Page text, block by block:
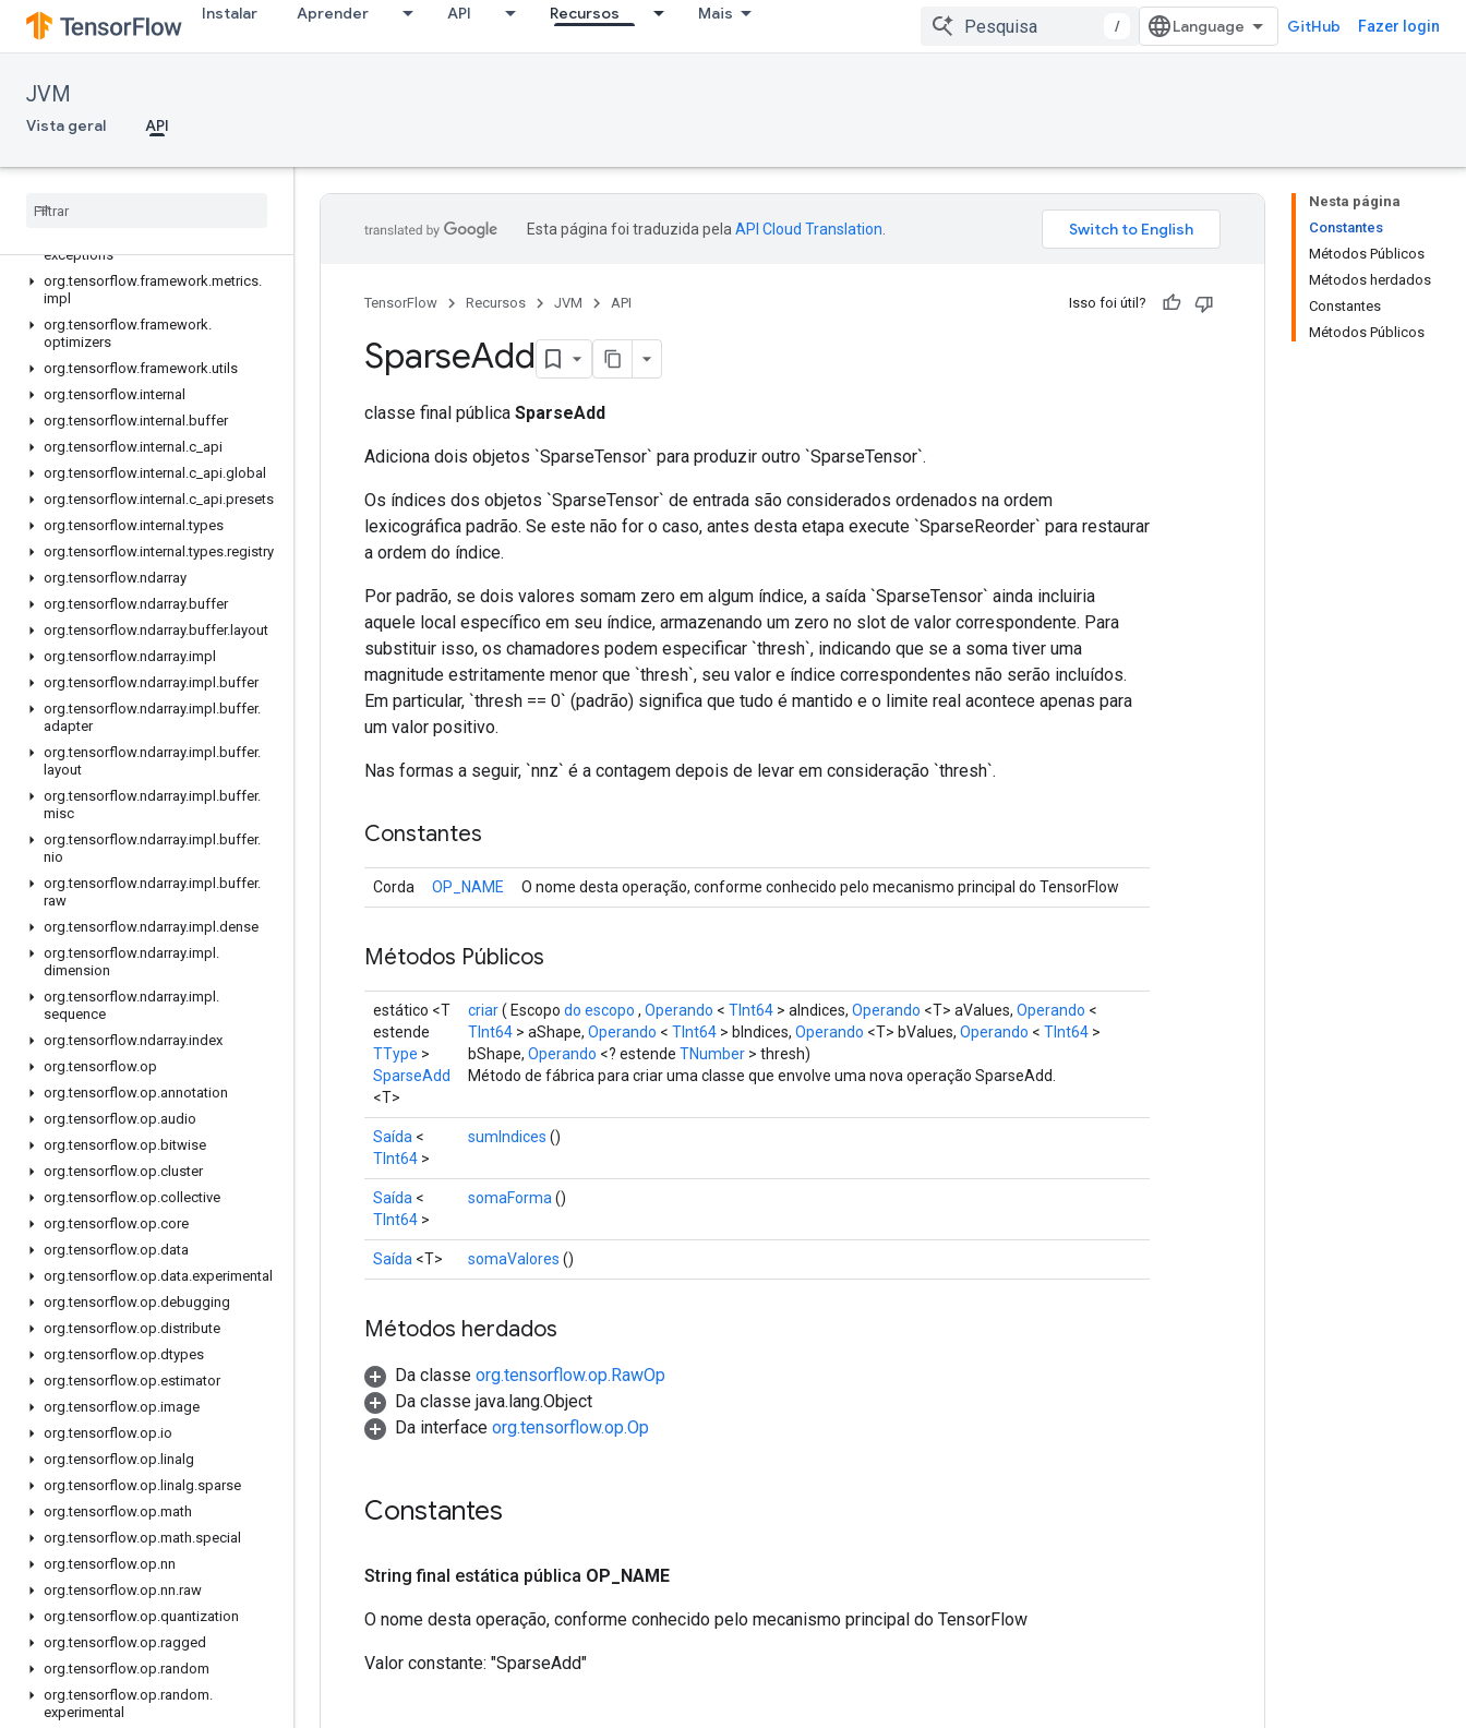
Instalar Aprender API Recursos Mais
/ GitHub Fazer login
JVM
Vista geral API
org.tensorflow.framework.activations
org.tensorflow.framework.constraints
org.tensorflow.framework.data.impl
org.tensorflow.framework.losses
org.tensorflow.framework.losses.
org.
exceptions
org.tensorflow.framework.metrics.
impl
org.tensorflow.framework.
optimizers
org.tensorflow.framework.utils
org.tensorflow.internal
org.tensorflow.internal .buffer
org.tensorflow.internal .c api
org.tensorflow.internal .c api.global
org.tensorflow.internal .c api.presets
org.tensorflow.internal .types
org.tensorflow.internal .types.registry
org.tensorflow.ndarray
org.tensorflow.ndarray.buffer
org.tensorflow.ndarray.buffer. layout
org.tensorflow.ndarray.impl
org.tensorflow.ndarray.impl .buffer
org.tensorflow.ndarray.impl .buffer.
adapter
org.tensorflow.ndarray.impl .buffer.
layout
org.tensorflow.ndarray.impl .buffer.
misc
org.tensorflow.ndarray.impl .buffer.
nio
org.tensorflow.ndarray.impl .buffer.
raw
org.tensorflow.ndarray.impl .dense
org.tensorflow.ndarray.impl .
dimension
org.tensorflow.ndarray.impl .
sequence
org.tensorflow.ndarray.index
org.tensorflow.op
org.tensorflow.op.annotation
org.tensorflow.op.audio
org.tensorflow.op.bitwise
org.tensorflow.op.cluster
org.tensorflow.op.collective
org.tensorflow.op.core
org.tensorflow.op.data
org.tensorflow.op.data.experimental
org.tensorflow.op.debugging
org.tensorflow.op.distribute
org.tensorflow.op.dtypes
org.tensorflow.op.estimator
org.tensorflow.op.image
org.tensorflow.op.io
org.tensorflow.op. linalg
org.tensorflow.op. linalg.sparse
org.tensorflow.op.math
org.tensorflow.op.math.special
org.tensorflow.op.nn
org.tensorflow.op.nn.raw
org.tensorflow.op.quantization
org.tensorflow.op.ragged
org.tensorflow.op.random
org.tensorflow.op.random.
experimental
Nesta página
Constantes
Métodos Públicos
Métodos herdados
Constantes
Métodos Públicos
Esta página foi traduzida pela API Cloud Translation
TensorFlow Recursos JVM API Isso foi útil?
SparseAdd
classe final pública SparseAdd
Adiciona dois objetos `SparseTensor` para produzir outro `SparseTensor`.
Os índices dos objetos `SparseTensor` de entrada são considerados ordenados na ordem
lexicográfica padrão. Se este não for o caso, antes desta etapa execute `SparseReorder` para restaurar
a ordem do índice.
Por padrão, se dois valores somam zero em algum índice, a saída `SparseTensor` ainda incluiria
aquele local específico em seu índice, armazenando um zero no slot de valor correspondente. Para
substituir isso, os chamadores podem especificar `thresh`, indicando que se a soma tiver uma
magnitude estritamente menor que `thresh`, seu valor e índice correspondentes não serão incluídos.
Em particular, `thresh == 0` (padrão) significa que tudo é mantido e o limite real acontece apenas para
um valor positivo.
Nas formas a seguir, `nnz` é a contagem depois de levar em consideração `thresh`.
Constantes
Corda OP_NAME O nome desta operação, conforme conhecido pelo mecanismo principal do TensorFlow
Métodos Públicos
estático <T
estende
TType >
SparseAdd
<T>
criar( Escopo do escopo , Operando < TInt64 > aIndices, Operando <T> aValues, Operando <
TInt64 > aShape, Operando < TInt64 > bIndices, Operando <T> bValues, Operando < TInt64 >
bShape, Operando <? estende TNumber > thresh)
Método de fábrica para criar uma classe que envolve uma nova operação SparseAdd.
Saída <
TInt64 >
sumIndices ()
Saída <
TInt64 >
somaForma ()
Saída <T> somaValores ()
Métodos herdados
Da classe org.tensorflow.op.RawOp
Da classe java.lang.Object
Da interface org.tensorflow.op.Op
Constantes
String final estática pública OP NAME
O nome desta operação, conforme conhecido pelo mecanismo principal do TensorFlow
Valor constante: "SparseAdd"